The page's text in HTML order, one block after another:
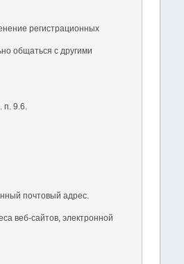
регистрационных
общаться с другими
9.6.
почтовый адрес.
веб-сайтов, электронной